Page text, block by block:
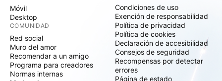
Móvil
Desktop
COMUNIDAD
Red social
Muro del amor
Recomendar a un amigo
Programa para creadores
Normas internas
Condiciones de uso
Exención de responsabilidad
Política de privacidad
Política de cookies
Declaración de accesibilidad
Consejos de seguridad
Recompensas por detectar
errores
Página de estado